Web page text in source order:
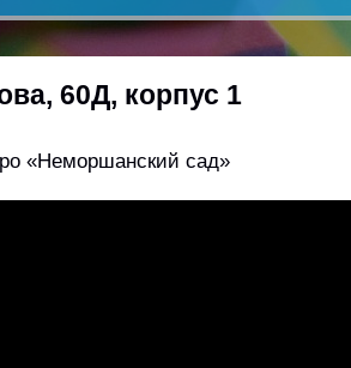
60Д, корпус 1
«Неморшанский сад»